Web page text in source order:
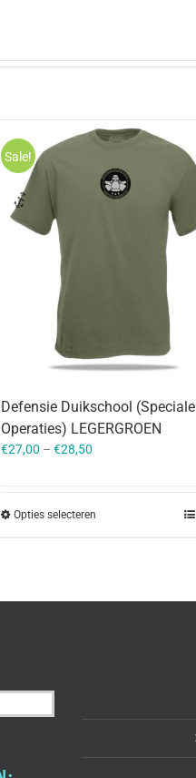
Sale!
Defensie Duikschool (Speciale
Operaties) LEGERGROEN
€27,00 – €28,50
Opties selecteren